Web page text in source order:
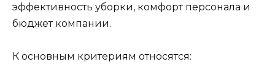
эффективность уборки, комфорт персонала и
бюджет компании.
К основным критериям относятся: